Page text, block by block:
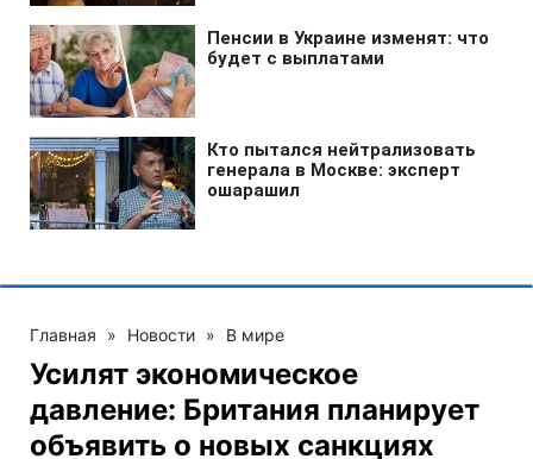
Главная » Новости » В мире
Усилят экономическое
давление: Британия планирует
объявить о новых санкциях